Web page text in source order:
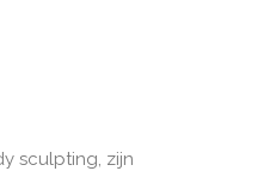
sculpting, zijn